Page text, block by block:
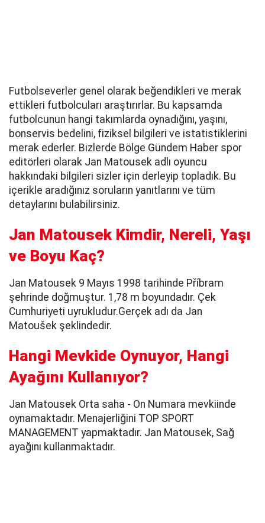
Futbolseverler genel olarak beğendikleri ve merak
ettikleri futbolcuları araştırırlar. Bu kapsamda
futbolcunun hangi takımlarda oynadığını, yaşını,
bonservis bedelini, fiziksel bilgileri ve istatistiklerini
merak ederler. Bizlerde Bölge Gündem Haber spor
editörleri olarak Jan Matousek adlı oyuncu
hakkındaki bilgileri sizler için derleyip topladık. Bu
içerikle aradığınız soruların yanıtlarını ve tüm
detaylarını bulabilirsiniz.
Jan Matousek Kimdir, Nereli, Yaşı
ve Boyu Kaç?
Jan Matousek 9 Mayıs 1998 tarihinde Příbram
şehrinde doğmuştur. 1,78 m boyundadır. Çek
Cumhuriyeti uyrukludur.Gerçek adı da Jan
Matoušek şeklindedir.
Hangi Mevkide Oynuyor, Hangi
Ayağını Kullanıyor?
Jan Matousek Orta saha - On Numara mevkiinde
oynamaktadır. Menajerliğini TOP SPORT
MANAGEMENT yapmaktadır. Jan Matousek, Sağ
ayağını kullanmaktadır.